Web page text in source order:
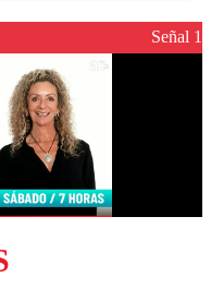
para garantizar un
Señal 1